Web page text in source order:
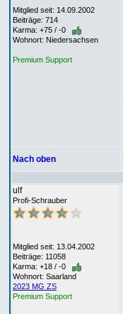
Mitglied seit: 14.09.2002
Beiträge: 714
Karma: +75 / -0
Wohnort: Niedersachsen
Premium Support
Nach oben
ulf
Profi-Schrauber
Mitglied seit: 13.04.2002
Beiträge: 11058
Karma: +18 / -0
Wohnort: Saarland
2023 MG ZS
Premium Support